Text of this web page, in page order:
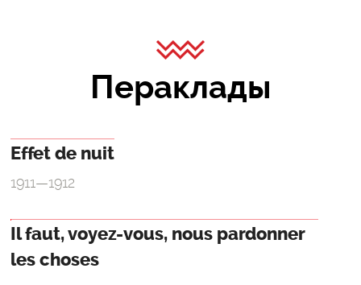
Пераклады
Effet de nuit
1911—1912
Il faut, voyez-vous, nous pardonner
les choses